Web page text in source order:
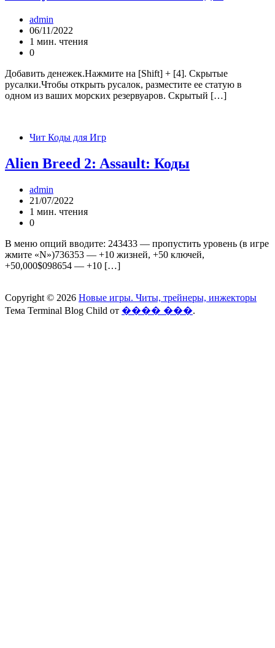
admin
06/11/2022
1 мин. чтения
0
Добавить денежек.Нажмите на [Shift] + [4]. Скрытые
русалки.Чтобы открыть русалок, разместите ее статую в
одном из ваших морских резервуаров. Скрытый […]
Чит Коды для Игр
Alien Breed 2: Assault: Коды
admin
21/07/2022
1 мин. чтения
0
В меню опций вводите: 243433 — пропустить уровень (в игре
жмите «N»)736353 — +10 жизней, +50 ключей,
+50,000$098654 — +10 […]
Copyright © 2026 Новые игры. Читы, трейнеры, инжекторы
Тема Terminal Blog Child от ���� ���.